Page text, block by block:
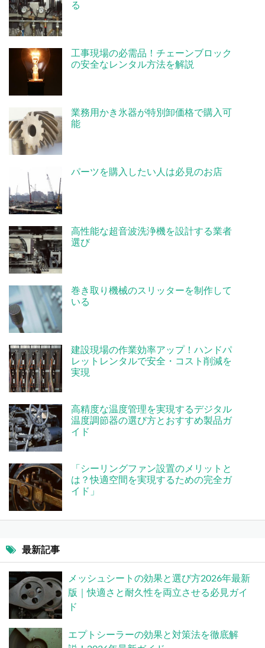
る
工事現場の必需品！チェーンブロック
の安全なレンタル方法を解説
業務用かき氷器が特別卸価格で購入可
能
パーツを購入したい人は必見のお店
高性能な超音波洗浄機を設計する業者
選び
巻き取り機械のスリッターを制作して
いる
建設現場の作業効率アップ！ハンドパ
レットレンタルで安全・コスト削減を
実現
高精度な温度管理を実現するデジタル
温度調節器の選び方とおすすめ製品ガ
イド
「シーリングファン設置のメリットと
は？快適空間を実現するための完全ガ
イド」
最新記事
メッシュシートの効果と選び方2026年最新
版｜快適さと耐久性を両立させる必見ガイ
ド
エプトシーラーの効果と対策法を徹底解